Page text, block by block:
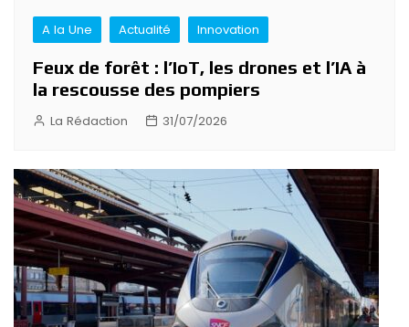
A la Une Actualité Innovation
Feux de forêt : l’IoT, les drones et l’IA à
la rescousse des pompiers
La Rédaction 31/07/2026